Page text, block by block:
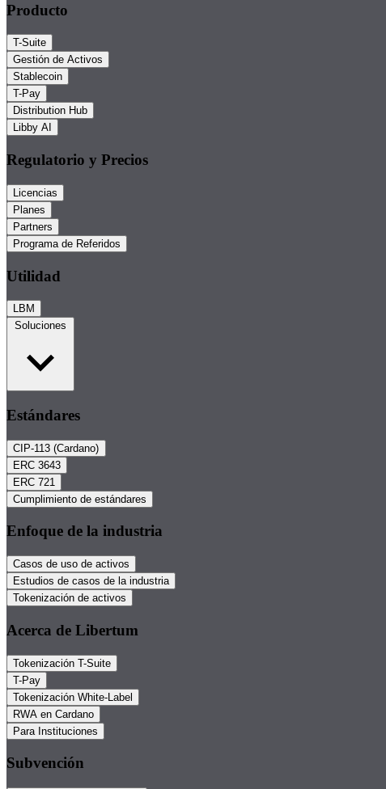
Producto
T-Suite
Gestión de Activos
Stablecoin
T-Pay
Distribution Hub
Libby AI
Regulatorio y Precios
Licencias
Planes
Partners
Programa de Referidos
Utilidad
LBM
Soluciones
Estándares
CIP-113 (Cardano)
ERC 3643
ERC 721
Cumplimiento de estándares
Enfoque de la industria
Casos de uso de activos
Estudios de casos de la industria
Tokenización de activos
Acerca de Libertum
Tokenización T-Suite
T-Pay
Tokenización White-Label
RWA en Cardano
Para Instituciones
Subvención